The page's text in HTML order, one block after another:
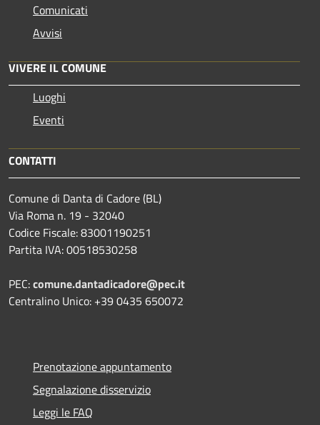
Comunicati
Avvisi
VIVERE IL COMUNE
Luoghi
Eventi
CONTATTI
Comune di Danta di Cadore (BL)
Via Roma n. 19 - 32040
Codice Fiscale: 83001190251
Partita IVA: 00518530258
PEC:comune.dantadicadore@pec.it
Centralino Unico: +39 0435 650072
Prenotazione appuntamento
Segnalazione disservizio
Leggi le FAQ